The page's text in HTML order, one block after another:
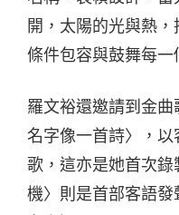
開，太陽的光與熱
條件包容與鼓舞每一
羅文裕還邀請到金
名字像一首詩〉，
歌，這亦是她首次
機〉則是首部客語